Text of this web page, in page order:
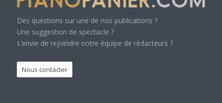
Des questions sur une de nos publications ?
Une suggestion de spectacle ?
L’envie de rejoindre notre équipe de rédacteurs ?
Nous contacter